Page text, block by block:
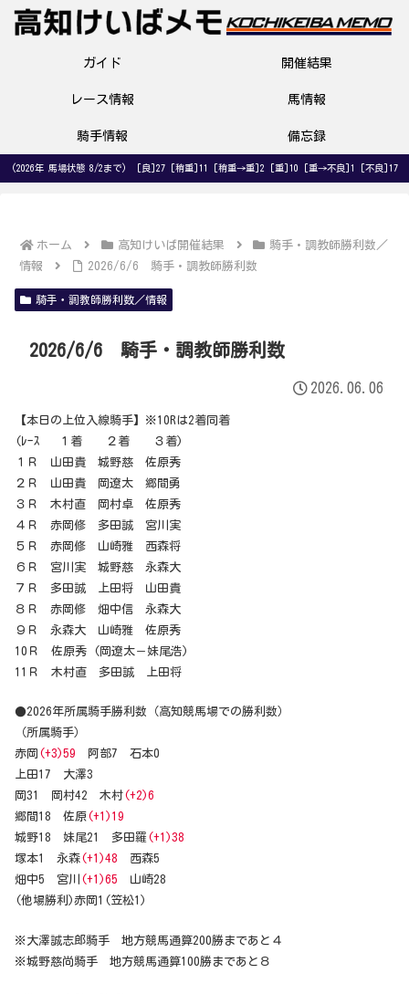
ガイド 開催結果
レース情報 馬情報
騎手情報 備忘録
(2026年 馬場状態 8/2まで) [良]27 [稍重]11 [稍重→重]2 [重]10 [重→不良]1 [不良]17
ホーム 高知けいば開催結果
騎手・調教師勝利数／
情報
2026/6/6 騎手・調教師勝利数
騎手・調教師勝利数／情報
2026/6/6 騎手・調教師勝利数
2026.06.06
【本日の上位入線騎手】※10Rは2着同着
(ﾚｰｽ １着 ２着 ３着)
１Ｒ 山田貴 城野慈 佐原秀
２Ｒ 山田貴 岡遼太 郷間勇
３Ｒ 木村直 岡村卓 佐原秀
４Ｒ 赤岡修 多田誠 宮川実
５Ｒ 赤岡修 山崎雅 西森将
６Ｒ 宮川実 城野慈 永森大
７Ｒ 多田誠 上田将 山田貴
８Ｒ 赤岡修 畑中信 永森大
９Ｒ 永森大 山崎雅 佐原秀
10Ｒ 佐原秀 (岡遼太－妹尾浩)
11Ｒ 木村直 多田誠 上田将
●2026年所属騎手勝利数（高知競馬場での勝利数）
（所属騎手）
赤岡 (+3)59 阿部7 石本0
上田17 大澤3
岡31 岡村42 木村(+2)6
郷間18 佐原 (+1)19
城野18 妹尾21 多田羅 (+1)38
塚本1 永森(+1)48 西森5
畑中5 宮川
(+1)65 山崎28
(他場勝利)赤岡1(笠松1)
※大澤誠志郎騎手 地方競馬通算200勝まであと４
※城野慈尚騎手 地方競馬通算100勝まであと８